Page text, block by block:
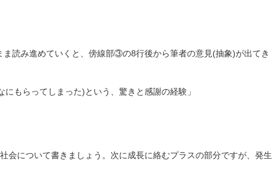
読み進めていくと、傍線部③の8行後から筆者の意見(抽象)が出てき
もらってしまった)という、驚きと感謝の経験」
会について書きましょう。次に成長に絡むプラスの部分ですが、発生